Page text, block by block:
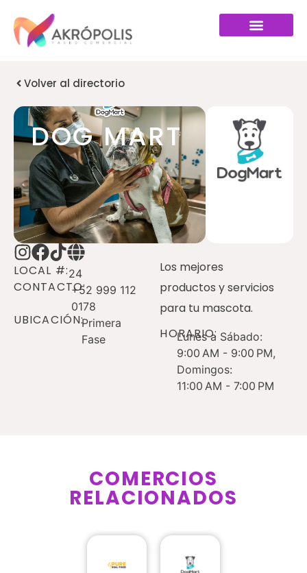
Volver al directorio
DOG MART
LOCAL #:24
CONTACTO:+52 999 112
0178
UBICACIÓN:Primera
Fase
Los mejores
productos y servicios
para tu mascota.
HORARIO:
Lunes a Sábado:
9:00 AM - 9:00 PM,
Domingos:
11:00 AM - 7:00 PM
COMERCIOS
RELACIONADOS